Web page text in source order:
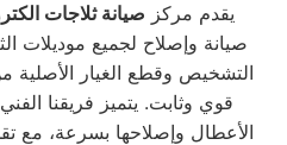
يقدم مركز صيانة ثلاجات
صيانة وإصلاح لجميع موديلات
التشخيص وقطع الغيار الأصلية
قوي وثابت. يتميز فريقنا
الأعطال وإصلاحها بسرعة، مع